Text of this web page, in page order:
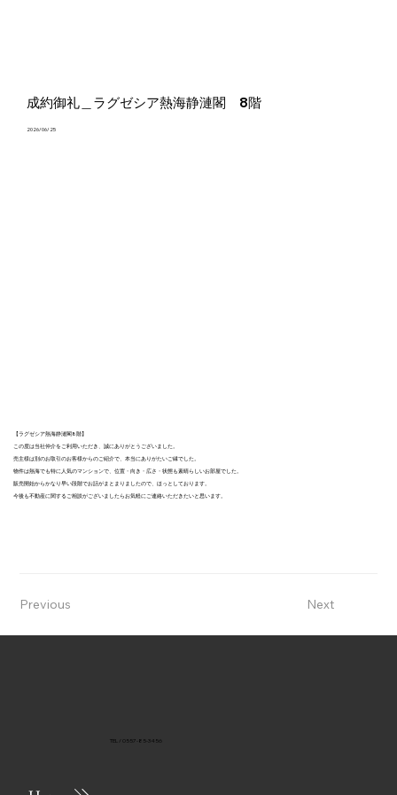
成約御礼＿ラグゼシア熱海静漣閣 8階
2026/06/25
【ラグゼシア熱海静漣閣8階】
この度は当社仲介をご利用いただき、誠にありがとうございました。
売主様は別のお取引のお客様からのご紹介で、本当にありがたいご縁でした。
物件は熱海でも特に人気のマンションで、位置・向き・広さ・状態も素晴らしいお部屋でした。
販売開始からかなり早い段階でお話がまとまりましたので、ほっとしております。
今後も不動産に関するご相談がございましたらお気軽にご連絡いただきたいと思います。
Previous Next
TEL / 0557-85-3456